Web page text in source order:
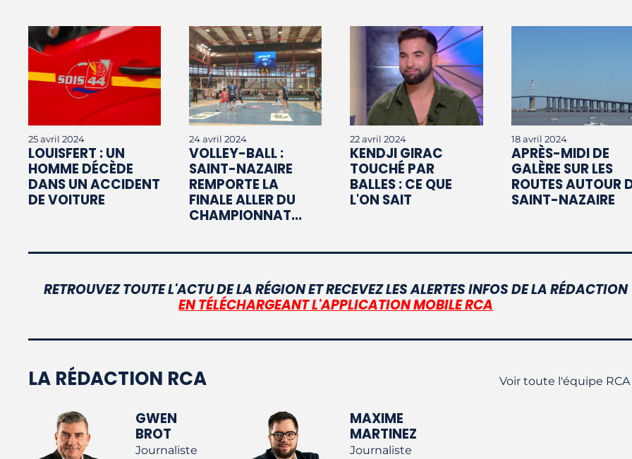
25 avril 2024
LOUISFERT : UN
HOMME DÉCÈDE
DANS UN ACCIDENT
DE VOITURE
24 avril 2024
VOLLEY-BALL :
SAINT-NAZAIRE
REMPORTE LA
FINALE ALLER DU
CHAMPIONNAT...
22 avril 2024
KENDJI GIRAC
TOUCHÉ PAR
BALLES : CE QUE
L'ON SAIT
18 avril 2024
APRÈS-MIDI DE
GALÈRE SUR LES
ROUTES AUTOUR
SAINT-NAZAIRE
RETROUVEZ TOUTE L'ACTU DE LA RÉGION ET RECEVEZ LES ALERTES INFOS DE LA RÉDACTION
EN TÉLÉCHARGEANT L'APPLICATION MOBILE RCA
LA RÉDACTION RCA Voir toute l'équipe RCA
GWEN
BROT
Journaliste
MAXIME
MARTINEZ
Journaliste